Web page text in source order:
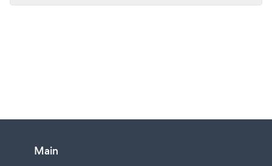
Main